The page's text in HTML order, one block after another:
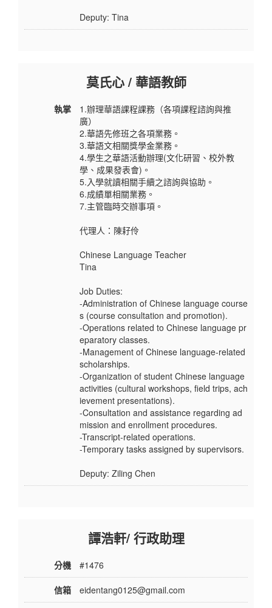
Deputy: Tina
莫氏心 / 華語教師
執掌
1.辦理華語課程課務（各項課程諮詢與推
廣）
2.華語先修班之各項業務。
3.華語文相關獎學金業務。
4.學生之華語活動辦理(文化研習、校外教
學、成果發表會)。
5.入學就讀相關手續之諮詢與協助。
6.成績單相關業務。
7.主管臨時交辦事項。
代理人：陳耔伶
Chinese Language Teacher
Tina
Job Duties:
-Administration of Chinese language course
s (course consultation and promotion).
-Operations related to Chinese language pr
eparatory classes.
-Management of Chinese language-related
scholarships.
-Organization of student Chinese language
activities (cultural workshops, field trips, ach
ievement presentations).
-Consultation and assistance regarding ad
mission and enrollment procedures.
-Transcript-related operations.
-Temporary tasks assigned by supervisors.
Deputy: Ziling Chen
譚浩軒/ 行政助理
分機 #1476
信箱 eidentang0125@gmail.com